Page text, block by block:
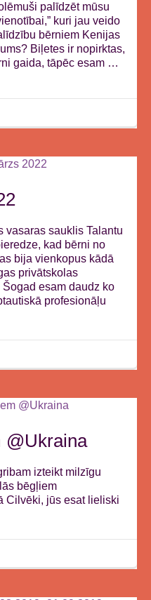
palīdzēt mūsu
kuri jau veido
bērniem Kenijas
Biļetes ir nopirktas,
gaida, tāpēc esam …
vasaras sauklis Talantu
kad bērni no
bija vienkopus kādā
privātskolas
Šogad esam daudz ko
profesionāļu
@Ukraina
izteikt milzīgu
bēgļiem
Cilvēki, jūs esat lieliski